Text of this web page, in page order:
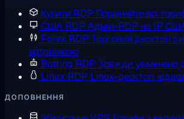
Купити RDP Порівняйте всі
США RDP Адмін-RDP на IP
Forex RDP Торговий десктоп з
затримкою
Botting RDP Завжди увімкнено
Linux RDP Linux-десктоп,
ДОПОВНЕННЯ